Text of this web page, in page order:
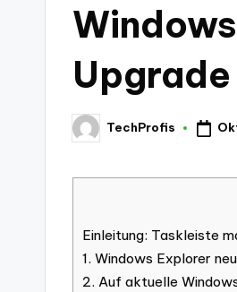
Posted
by
TechProfis
Einleitung: Taskleiste
1. Windows Explorer
2. Auf aktuelle